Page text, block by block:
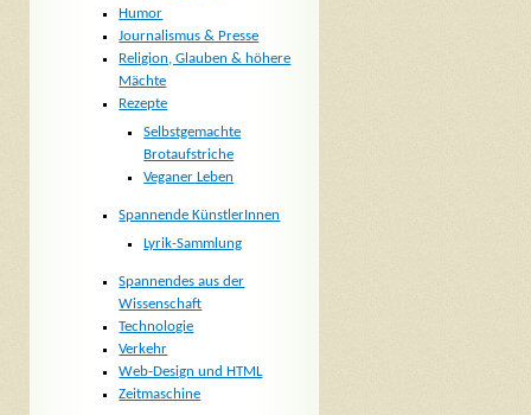
Humor
Journalismus & Presse
Religion, Glauben & höhere
Mächte
Rezepte
Selbstgemachte
Brotaufstriche
Veganer Leben
Spannende KünstlerInnen
Lyrik-Sammlung
Spannendes aus der
Wissenschaft
Technologie
Verkehr
Web-Design und HTML
Zeitmaschine